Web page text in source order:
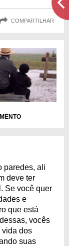
COMPARTILHAR
paredes, ali
deve ter
Se você quer
e
que está
vocês
vida dos
suas